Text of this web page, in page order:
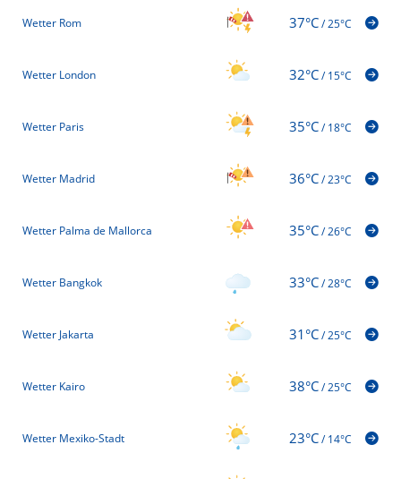
Wetter Rom 37°C/25°C
Wetter London 32°C/15°C
Wetter Paris 35°C/18°C
Wetter Madrid 36°C/23°C
Wetter Palma de Mallorca 35°C/26°C
Wetter Bangkok 33°C/28°C
Wetter Jakarta 31°C/25°C
Wetter Kairo 38°C/25°C
Wetter Mexiko-Stadt 23°C/14°C